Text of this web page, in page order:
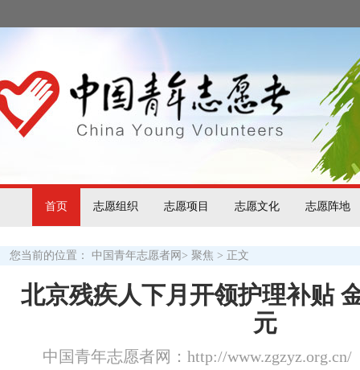
首页 志愿组织 志愿项目 志愿文化 志愿阵地
您当前的位置： 中国青年志愿者网 > 聚焦 > 正文
北京残疾人下月开领护理补贴
元
中国青年志愿者网：http://www.zgzyz.org.cn/